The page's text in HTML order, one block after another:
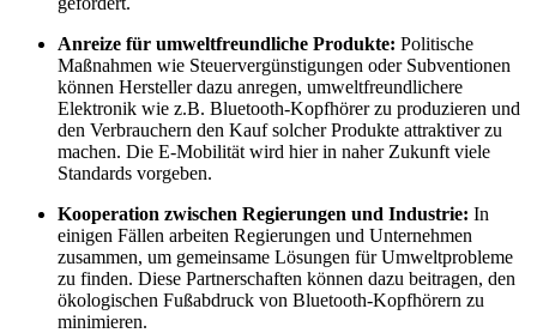
Anreize für umweltfreundliche Produkte: Politische
Maßnahmen wie Steuervergünstigungen oder Subventionen
können Hersteller dazu anregen, umweltfreundlichere
Elektronik wie z.B. Bluetooth-Kopfhörer zu produzieren und
den Verbrauchern den Kauf solcher Produkte attraktiver zu
machen. Die E-Mobilität wird hier in naher Zukunft viele
Standards vorgeben.
Kooperation zwischen Regierungen und Industrie: In
einigen Fällen arbeiten Regierungen und Unternehmen
zusammen, um gemeinsame Lösungen für Umweltprobleme
zu finden. Diese Partnerschaften können dazu beitragen, den
ökologischen Fußabdruck von Bluetooth-Kopfhörern zu
minimieren.